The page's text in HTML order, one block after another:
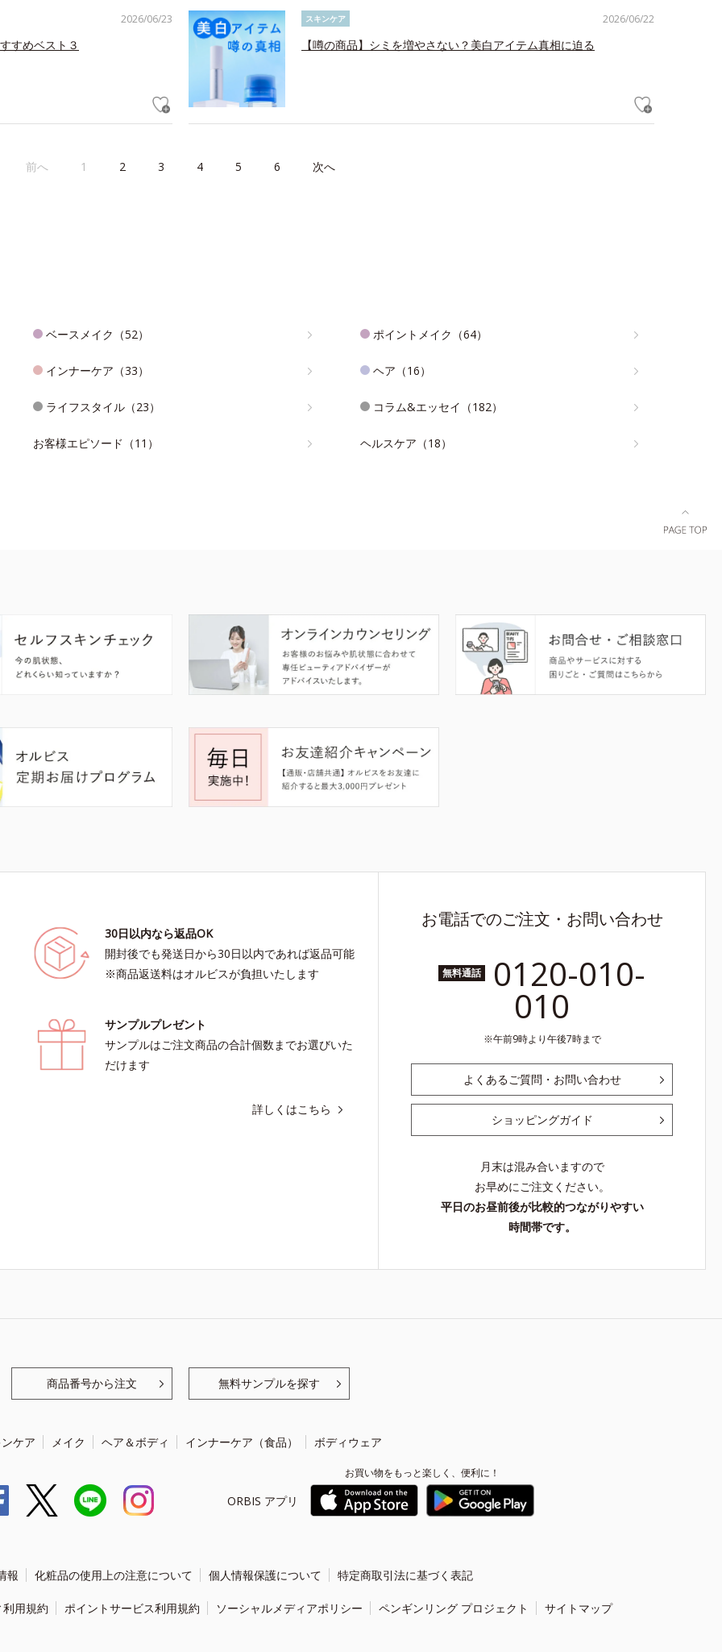
2026/06/23
すめベスト３
2026/06/22
スキンケア
【噂の商品】シミを増やさない？美白アイテム真相に迫る
前へ 1 2 3 4 5 6 次へ
ベースメイク（52） ポイントメイク（64）
インナーケア（33） ヘア（16）
ライフスタイル（23） コラム&エッセイ（182）
お客様エピソード（11） ヘルスケア（18）
30日以内なら返品OK
開封後でも発送日から30日以内であれば返品可能
※商品返送料はオルビスが負担いたします
サンプルプレゼント
サンプルはご注文商品の合計個数までお選びいた
だけます
詳しくはこちら
お電話でのご注文・お問い合わせ
無料通話 0120-010-
010
午前9時より午後7時まで
よくあるご質問・お問い合わせ
ショッピングガイド
月末は混み合いますので
お早めにご注文ください。
平日のお昼前後が比較的つながりやすい
時間帯です。
商品番号から注文 無料サンプルを探す
ケア メイク ヘア＆ボディ インナーケア（食品） ボディウェア
ORBIS アプリ
お買い物をもっと楽しく、便利に！
報 化粧品の使用上の注意について 個人情報保護について 特定商取引法に基づく表記
用規約 ポイントサービス利用規約 ソーシャルメディアポリシー ペンギンリング プロジェクト サイトマップ